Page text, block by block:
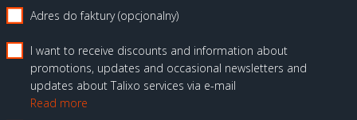
Adres do faktury (opcjonalny)
I want to receive discounts and information about
promotions, updates and occasional newsletters and
updates about Talixo services via e-mail
Read more